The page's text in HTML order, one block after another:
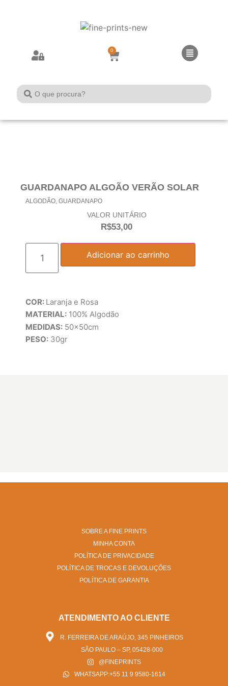
0
GUARDANAPO ALGOÃO VERÃO SOLAR
ALGODÃO GUARDANAPO
VALOR UNITÁRIO
R$53,00
Adicionar ao carrinho
COR: Laranja e Rosa
MATERIAL: 100% Algodão
MEDIDAS: 50x50cm
PESO: 30gr
SOBRE A FINE PRINTS
MINHA CONTA
POLÍTICA DE PRIVACIDADE
POLÍTICA DE TROCAS E DEVOLUÇÕES
POLÍTICA DE GARANTIA
ATENDIMENTO AO CLIENTE
R. FERREIRA DE ARAÚJO, 345 PINHEIROS
SÃO PAULO – SP, 05428-000
@FINEPRINTS
WHATSAPP:+55 11 9 9580-1614